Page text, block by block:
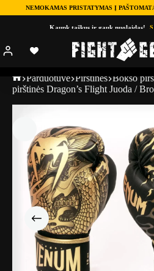
NEMOKAMAS PRISTATYMAS Į
Kaupk taškus ir gauk nuolaidas!
Parduotuve Pirštinės Bokso
pirštinės Dragon’s Flight Juoda /